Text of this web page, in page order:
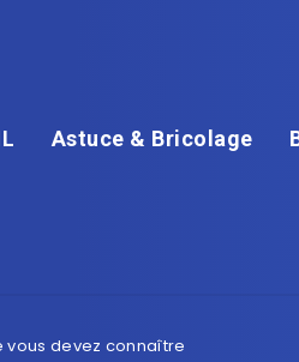
Astuce & Bricolage
vous devez connaître